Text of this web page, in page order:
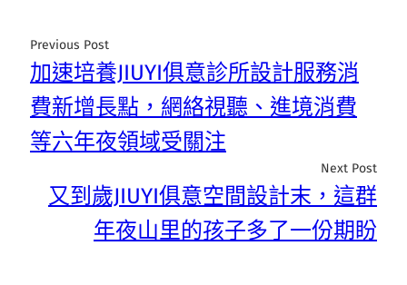
Previous Post
加速培養JIUYI俱意診所設計服務消
費新增長點，網絡視聽、進境消費
等六年夜領域受關注
Next Post
又到歲JIUYI俱意空間設計末，這群
年夜山里的孩子多了一份期盼